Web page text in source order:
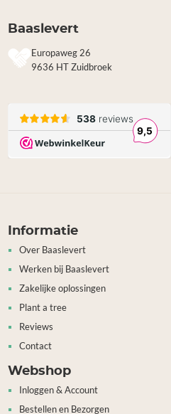
Baaslevert
Europaweg 26
9636 HT Zuidbroek
Informatie
Over Baaslevert
Werken bij Baaslevert
Zakelijke oplossingen
Plant a tree
Reviews
Contact
Webshop
Inloggen & Account
Bestellen en Bezorgen